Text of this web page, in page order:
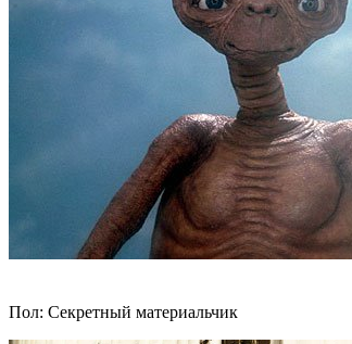
Пол: Секретный материальчик